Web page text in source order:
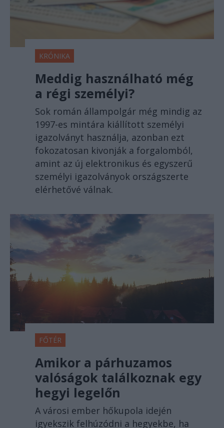
KRÓNIKA
Meddig használható még
a régi személyi?
Sok román állampolgár még mindig az
1997-es mintára kiállított személyi
igazolványt használja, azonban ezt
fokozatosan kivonják a forgalomból,
amint az új elektronikus és egyszerű
személyi igazolványok országszerte
elérhetővé válnak.
FŐTÉR
Amikor a párhuzamos
valóságok találkoznak egy
hegyi legelőn
A városi ember hőkupola idején
igyekszik felhúzódni a hegyekbe, ha